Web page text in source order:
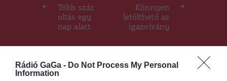
Rádió GaGa - Do Not Process My Personal
Information
Több száz
oltás egy
nap alatt
Könnyen
letölthető az
igazolvány
Ez is érdekelheti